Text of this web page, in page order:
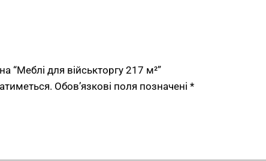
“Меблі для військторгу 217 м²”
Обов’язкові поля позначені *